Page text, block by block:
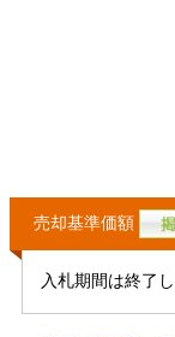
売却基準価額
入札期間は終了し